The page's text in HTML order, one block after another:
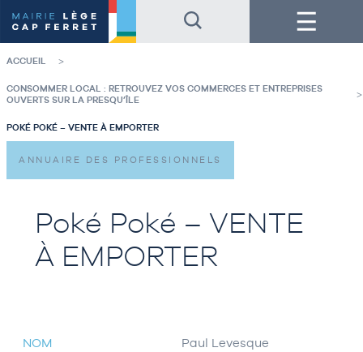
au
contenu
de
la
au
pied
de
page
Menu
ACCUEIL
CONSOMMER LOCAL : RETROUVEZ VOS COMMERCES ET ENTREPRISES
OUVERTS SUR LA PRESQU’ÎLE
POKÉ POKÉ – VENTE À EMPORTER
Poké Poké – VENTE
À EMPORTER
ANNUAIRE DES PROFESSIONNELS
NOM Paul Levesque